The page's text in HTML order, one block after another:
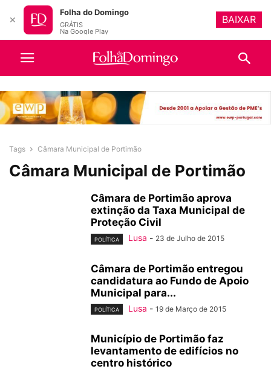
Tags Câmara Municipal de Portimão
Câmara Municipal de Portimão
Câmara de Portimão aprova
extinção da Taxa Municipal de
Proteção Civil
POLÍTICA Lusa - 23 de Julho de 2015
Câmara de Portimão entregou
candidatura ao Fundo de Apoio
Municipal para...
POLÍTICA Lusa - 19 de Março de 2015
Município de Portimão faz
levantamento de edifícios no
centro histórico
✕
Folha do Domingo
GRÁTIS
Na Google Play
BAIXAR